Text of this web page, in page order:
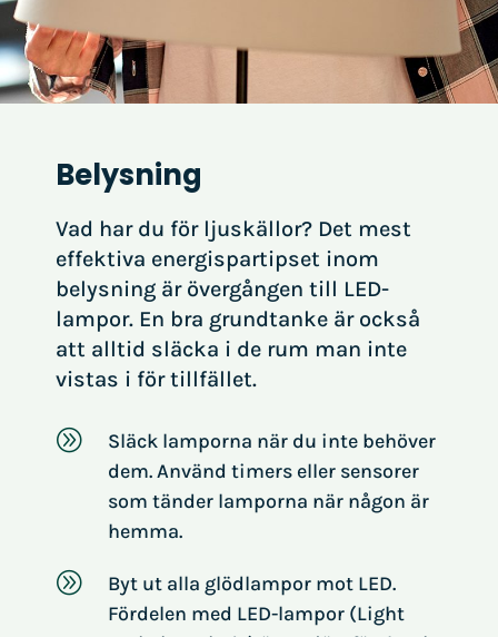
Belysning
Vad har du för ljuskällor? Det mest
effektiva energispartipset inom
belysning är övergången till LED-
lampor. En bra grundtanke är också
att alltid släcka i de rum man inte
vistas i för tillfället.
A
Släck lamporna när du inte behöver
dem. Använd timers eller sensorer
som tänder lamporna när någon är
hemma.
A
Byt ut alla glödlampor mot LED.
Fördelen med LED-lampor (Light